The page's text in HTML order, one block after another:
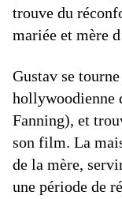
trouve du
mariée et mère
Gustav se
hollywoodienne
Fanning), et
son film. La
de la mère,
une période de